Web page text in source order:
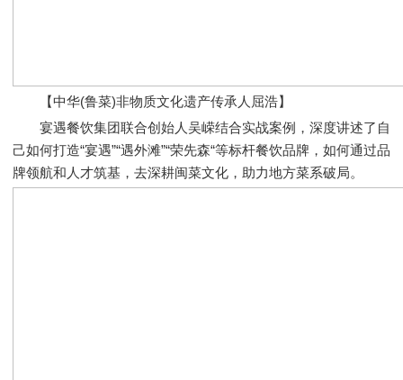
【中华(鲁菜)非物质文化遗产传承人屈浩】
宴遇餐饮集团联合创始人吴嵘结合实战案例，深度讲述了自
己如何打造“宴遇”“遇外滩”“荣先森“等标杆餐饮品牌，如何通过品
牌领航和人才筑基，去深耕闽菜文化，助力地方菜系破局。